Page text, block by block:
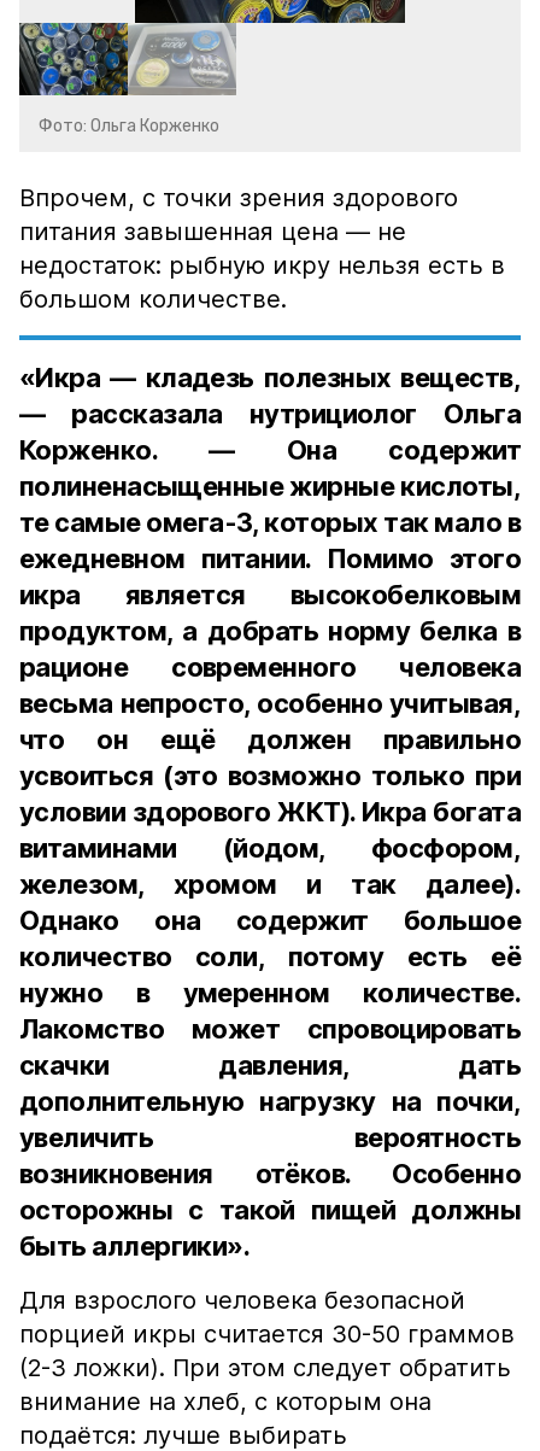
Фото: Ольга Корженко
Впрочем, с точки зрения здорового
питания завышенная цена — не
недостаток: рыбную икру нельзя есть в
большом количестве.
«Икра — кладезь полезных веществ,
— рассказала нутрициолог Ольга
Корженко. — Она содержит
полиненасыщенные жирные кислоты,
те самые омега-3, которых так мало в
ежедневном питании. Помимо этого
икра является высокобелковым
продуктом, а добрать норму белка в
рационе современного человека
весьма непросто, особенно учитывая,
что он ещё должен правильно
усвоиться (это возможно только при
условии здорового ЖКТ). Икра богата
витаминами (йодом, фосфором,
железом, хромом и так далее).
Однако она содержит большое
количество соли, потому есть её
нужно в умеренном количестве.
Лакомство может спровоцировать
скачки давления, дать
дополнительную нагрузку на почки,
увеличить вероятность
возникновения отёков. Особенно
осторожны с такой пищей должны
быть аллергики».
Для взрослого человека безопасной
порцией икры считается 30-50 граммов
(2-3 ложки). При этом следует обратить
внимание на хлеб, с которым она
подаётся: лучше выбирать